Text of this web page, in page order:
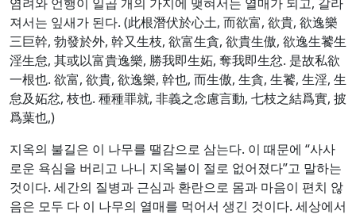
져서는 잎새가 된다. (此根潛伏於心土, 而欲富, 欲貴, 欲逸樂
三巨幹, 勃發於外, 幹又生枝, 欲富生貪, 欲貴生傲, 欲逸生饕生
淫生怠, 其或以富貴逸樂, 勝我即生妬, 奪我即生忿. 是故私欲
一根也. 欲富, 欲貴, 欲逸樂, 幹也, 而生傲, 生貪, 生饕, 生淫, 生
怠及妬忿, 枝也. 種種罪就, 非義之念慮言動, 七枝之結爲實, 披
爲葉也,)
지옥의 불길은 이 나무를 땔감으로 삼는다. 이 때문에 “사사
로운 욕심을 버리고 나니 지옥불이 절로 없어졌다”고 말하는
것이다. 세간의 질병과 근심과 환란으로 몸과 마음이 편치 않
음은 모두 다 이 나무의 열매를 먹어서 생긴 것이다. 세상에서